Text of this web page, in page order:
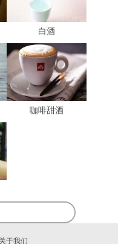
白酒
咖啡甜酒
关于我们